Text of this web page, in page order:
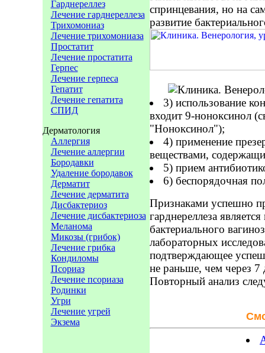
Гарднереллез
Лечение гарднереллеза
Трихомониаз
Лечение трихомониаза
Простатит
Лечение простатита
Герпес
Лечение герпеса
Гепатит
Лечение гепатита
СПИД
Дерматология
Аллергия
Лечение аллергии
Бородавки
Удаление бородавок
Дерматит
Лечение дерматита
Дисбактериоз
Лечение дисбактериоза
Меланома
Микозы (грибок)
Лечение грибка
Кондиломы
Псориаз
Лечение псориаза
Родинки
Угри
Лечение угрей
Экзема
спринцевания, но на
развитие
3) использование
входит 9-ноноксинол
"Ноноксинол");
4) применение
веществами,
5) прием
6) беспорядочная
Признаками успешно
гарднереллеза
бактериального
лабораторных
подтверждающее
не раньше, чем через 7
Повторный анализ